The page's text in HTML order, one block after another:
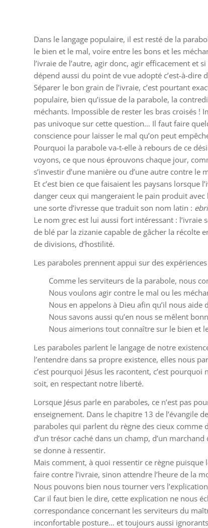
Dans le langage populaire, il est resté de la
le bien et le mal, voire entre les bons et les
l’ivraie de l’autre, agir donc, agir efficacement et
dépend aussi du point de vue adopté c’est-à-
Séparer le bon grain de l’ivraie, c’est pourtant
populaire, bien qu’issue de la parabole, la
méchants. Impossible de rester les bras croisés !
pas univoque sur cette question… Il faut faire
conscience pour laisser le mal qu’on peut
Pourquoi la parabole va-t-elle à rebours de ce
voyons, ce que nous éprouvons chaque jour,
s’investir d’une manière ou d’une autre contre
Et c’est bien ce que faisaient les paysans lorsque
danger ceux qui mangeraient le pain produit
une sorte d’ivresse que traduit son nom latin :
Le nom grec est lui aussi fort intéressant : l’ivraie
de blé par la zizanie capable de gâcher la récolte
de divisions, d’hostilité.
Les paraboles prennent appui sur des
Comme les serviteurs de la parabole, nous
Nous voulons agir contre le mal ou les
Nous en appelons à Dieu afin qu’il nous
Nous savons aussi qu’en nous se mêlent
Nous aimerions tout connaître sur le bien et
Les paraboles parlent le langage de notre
l’entendre dans sa propre existence, elles nous
c’est pourquoi Jésus les racontent, c’est
soit, en respectant notre liberté.
Lorsque Jésus parle en paraboles, ce n’est pas
enseignement. Dans le chapitre 13 de l’évangile
paraboles qui parlent du règne des cieux comme
d’un trésor caché dans un champ, d’un
se donne à ressentir.
Mais comment, à quoi ressentir ce règne puisque
faire contre l’ivraie, sinon attendre l’heure de la
Nous pouvons bien nous tourner vers
Car il faut bien le dire, cette explication ne nous
correspondance concernant les serviteurs du
inconfortable posture… et toujours aussi